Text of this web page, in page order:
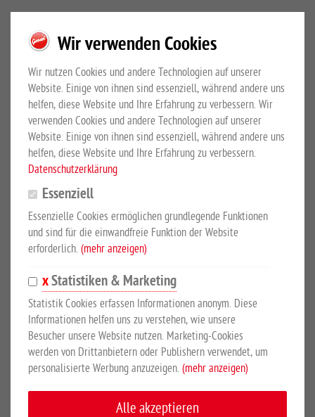
Sicherheitshinweise
PRODUKTBESCHREIBUNG
1000 Liter Inhalt
Aus hochwertigem, UV-stabilen Kunststoff, nach innen
schnelle Entleerung durch große Öffnung. Ohne
Schwimmerventil. Abmessungen ca. 1800 L x 1200 B x 630 H
mm.
SICHERHEITSHINWEISE
Hersteller:
Suevia Haiges GmbH, Max-Eyth-Str. 3, 74366
Kirchheim/Neckar, Deutschland, www.suevia.com
Wir verwenden Cookies
Wir nutzen Cookies und andere Technologien auf unserer
Website. Einige von ihnen sind essenziell, während andere uns
helfen, diese Website und Ihre Erfahrung zu verbessern. Wir
verwenden Cookies und andere Technologien auf unserer
Website. Einige von ihnen sind essenziell, während andere uns
helfen, diese Website und Ihre Erfahrung zu verbessern.
Datenschutzerklärung
Essenziell
Essenzielle Cookies ermöglichen grundlegende Funktionen
und sind für die einwandfreie Funktion der Website
erforderlich. (mehr anzeigen)
Statistiken & Marketing
Statistik Cookies erfassen Informationen anonym. Diese
Informationen helfen uns zu verstehen, wie unsere
Besucher unsere Website nutzen. Marketing-Cookies
werden von Drittanbietern oder Publishern verwendet, um
personalisierte Werbung anzuzeigen. (mehr anzeigen)
Alle akzeptieren